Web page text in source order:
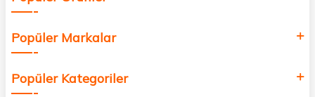
Popüler Markalar
Popüler Kategoriler